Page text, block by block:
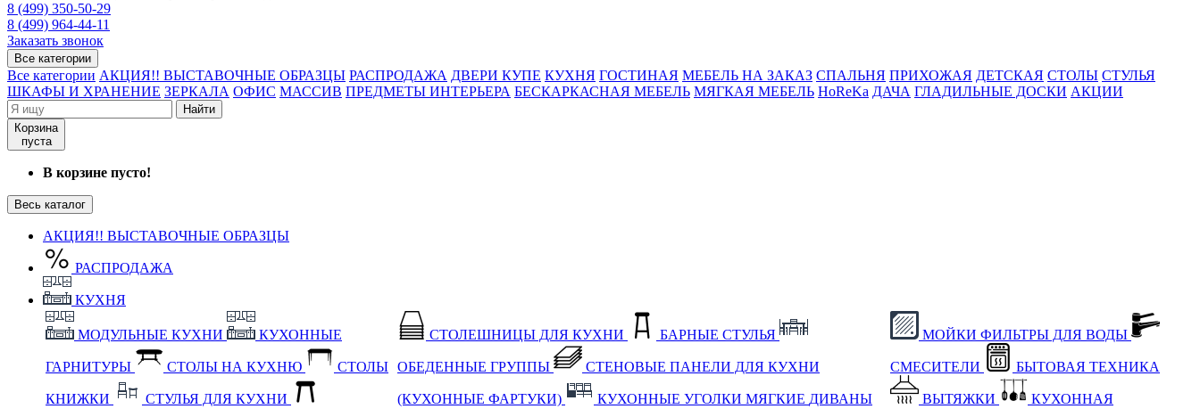
8 (499) 350-50-29
8 (499) 964-44-11
Заказать звонок
Все категории
Все категории АКЦИЯ!! ВЫСТАВОЧНЫЕ ОБРАЗЦЫ РАСПРОДАЖА ДВЕРИ КУПЕ КУХНЯ ГОСТИНАЯ МЕБЕЛЬ НА ЗАКАЗ СПАЛЬНЯ ПРИХОЖАЯ ДЕТСКАЯ СТОЛЫ СТУЛЬЯ
ШКАФЫ И ХРАНЕНИЕ ЗЕРКАЛА ОФИС МАССИВ ПРЕДМЕТЫ ИНТЕРЬЕРА БЕСКАРКАСНАЯ МЕБЕЛЬ МЯГКАЯ МЕБЕЛЬ HoReKa ДАЧА ГЛАДИЛЬНЫЕ ДОСКИ АКЦИИ
Найти
Корзина
пуста
В корзине пусто!
Весь каталог
АКЦИЯ!! ВЫСТАВОЧНЫЕ ОБРАЗЦЫ
РАСПРОДАЖА
КУХНЯ
МОДУЛЬНЫЕ КУХНИ КУХОННЫЕ
ГАРНИТУРЫ СТОЛЫ НА КУХНЮ СТОЛЫ
КНИЖКИ
СТУЛЬЯ ДЛЯ КУХНИ
СТОЛЕШНИЦЫ ДЛЯ КУХНИ БАРНЫЕ СТУЛЬЯ
ОБЕДЕННЫЕ ГРУППЫ СТЕНОВЫЕ ПАНЕЛИ ДЛЯ КУХНИ
(КУХОННЫЕ ФАРТУКИ) КУХОННЫЕ УГОЛКИ МЯГКИЕ ДИВАНЫ
МОЙКИ ФИЛЬТРЫ ДЛЯ ВОДЫ
СМЕСИТЕЛИ БЫТОВАЯ ТЕХНИКА
ВЫТЯЖКИ
КУХОННАЯ